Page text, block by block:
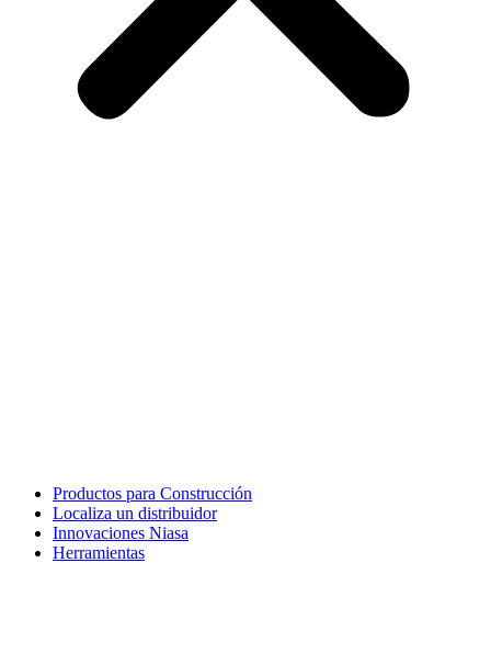
Productos para Construcción
Localiza un distribuidor
Innovaciones Niasa
Herramientas